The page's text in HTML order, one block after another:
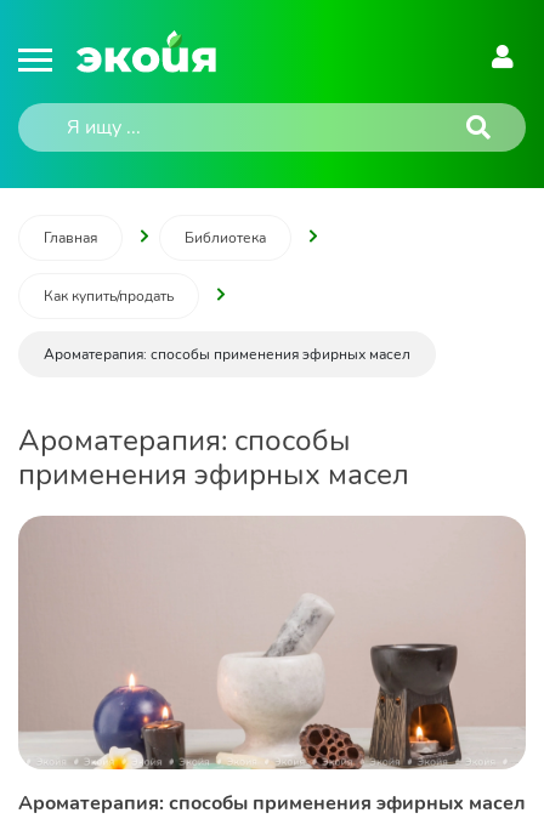
Главная Библиотека
Как купить/продать
Ароматерапия: способы применения эфирных масел
Ароматерапия: способы
применения эфирных масел
Ароматерапия: способы применения эфирных масел